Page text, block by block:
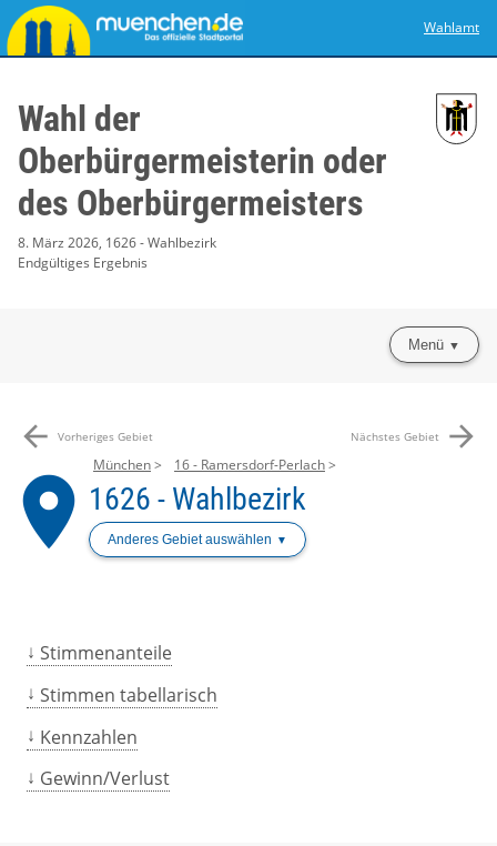
Wahlamt
Wahl der
Oberbürgermeisterin oder
des Oberbürgermeisters
8. März 2026, 1626 - Wahlbezirk
Endgültiges Ergebnis
Menü
arrow_back Vorheriges Gebiet Nächstes Gebiet arrow_forward
place
München 16 - Ramersdorf-Perlach
1626 - Wahlbezirk
Anderes Gebiet auswählen
Stimmenanteile
Stimmen tabellarisch
Kennzahlen
Gewinn/Verlust